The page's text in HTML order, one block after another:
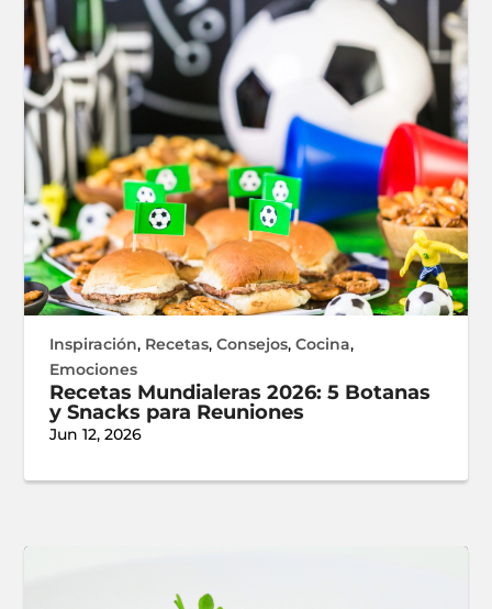
Inspiración, Recetas,Consejos,Cocina,
Emociones
Recetas Mundialeras 2026: 5 Botanas
y Snacks para Reuniones
Jun 12, 2026